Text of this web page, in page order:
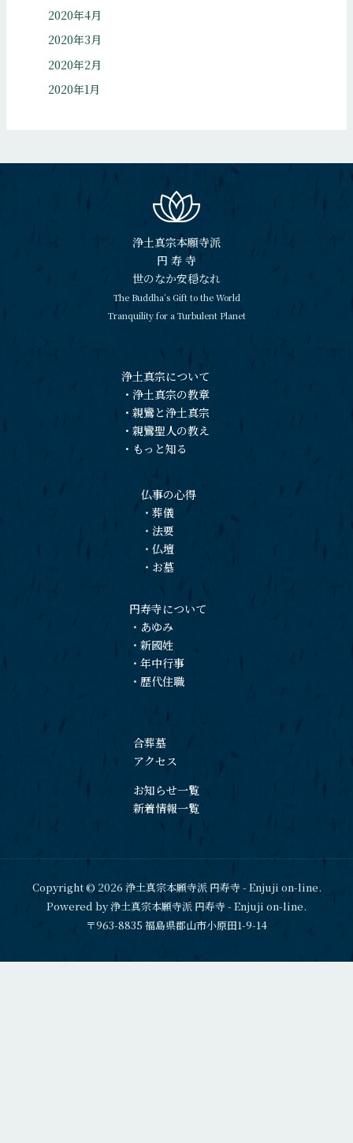
2020年4月
2020年3月
2020年2月
2020年1月
浄土真宗本願寺派
円 寿 寺
世のなか安穏なれ
The Buddha’s Gift to the World
Tranquility for a Turbulent Planet
浄土真宗について
・浄土真宗の教章
・親鸞と浄土真宗
・親鸞聖人の教え
・ もっと知る
仏事の心得
・葬儀
・法要
・仏壇
・ お墓
円寿寺について
・ あゆみ
・新國姓
・年中行事
・ 歴代住職
合葬墓
アクセス
お知らせ一覧
新着情報一覧
Copyright © 2026 浄土真宗本願寺派 円寿寺 - Enjuji on-line.
Powered by 浄土真宗本願寺派 円寿寺 - Enjuji on-line.
〒963-8835 福島県郡山市小原田1-9-14